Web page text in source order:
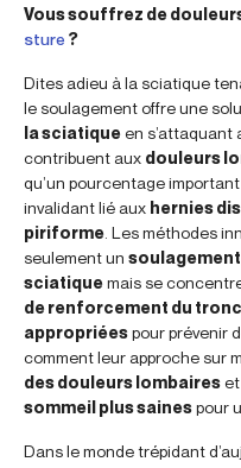
Vous souffrez de
sture ?
Dites adieu à la sciatique
le soulagement offre une
la sciatiqueen s’attaquant
contribuent aux douleurs
qu’un pourcentage
invalidant lié aux hernies
piriforme . Les méthodes
seulement un
sciatiquemais se
de renforcement du tronc
appropriéespour prévenir
comment leur approche sur
des douleurs lombaires
sommeil plus sainespour
Dans le monde trépidant